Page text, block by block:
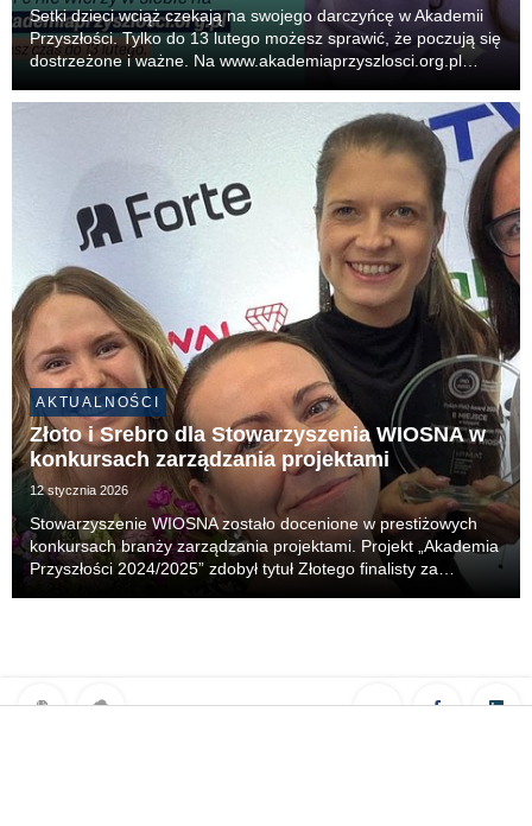
Setki dzieci wciąż czekają na swojego darczyńcę w Akademii
Przyszłości. Tylko do 13 lutego możesz sprawić, że poczują się
dostrzeżone i ważne. Na www.akademiaprzyszlosci.org.pl
zdecyduj, komu pomóc. Wybiera...
AKTUALNOŚCI
Złoto i Srebro dla Stowarzyszenia WIOSNA w
konkursach zarządzania projektami
12 stycznia 2026
Stowarzyszenie WIOSNA zostało docenione w prestiżowych
konkursach branży zarządzania projektami. Projekt „Akademia
Przyszłości 2024/2025” zdobył tytuł Złotego finalisty za